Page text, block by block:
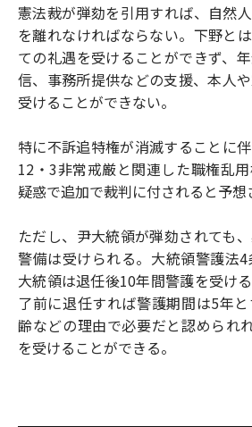
憲法裁が弾劾を引用すれば、自然
を離れなければならない。下野と
ての礼遇を受けることができず、
信、事務所提供などの支援、本人
受けることができない。
特に不訴追特権が消滅することに
12・3非常戒厳と関連した職権乱
疑惑で追加で裁判に付されると予想
ただし、尹大統領が弾劾されても
警備は受けられる。大統領警護法4
大統領は退任後10年間警護を受け
了前に退任すれば警護期間は5年
齢などの理由で必要だと認められ
を受けることができる。